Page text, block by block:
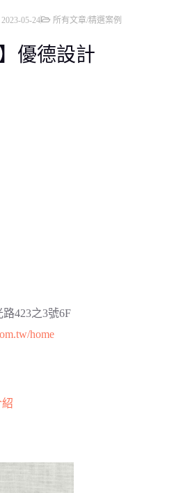
2023-05-24 所有文章/精選案例
優德設計
423之3號6F
home